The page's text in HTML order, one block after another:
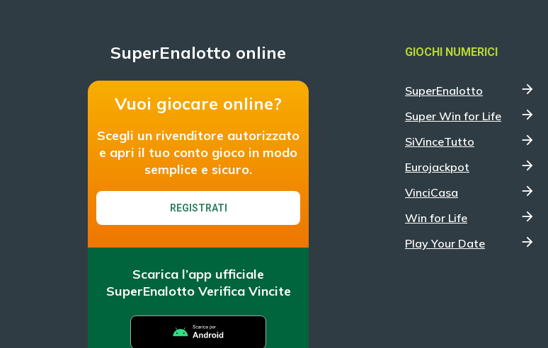
SuperEnalotto online
Vuoi giocare online?
Scegli un rivenditore autorizzato
e apri il tuo conto gioco in modo
semplice e sicuro.
REGISTRATI
Scarica l’app ufficiale
SuperEnalotto Verifica Vincite
GIOCHI NUMERICI
SuperEnalotto
Super Win for Life
SiVinceTutto
Eurojackpot
VinciCasa
Win for Life
Play Your Date